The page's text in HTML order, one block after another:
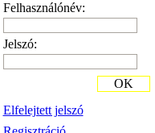
Felhasználónév:
Jelszó:
Elfelejtett jelszó
OK